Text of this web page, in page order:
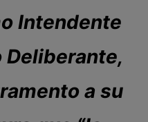
Intendente
Deliberante,
a su